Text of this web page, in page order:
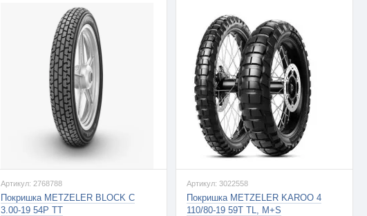
Артикул: 2768788
Покришка METZELER BLOCK C
3.00-19 54P TT
Артикул: 3022558
Покришка METZELER KAROO 4
110/80-19 59T TL, M+S